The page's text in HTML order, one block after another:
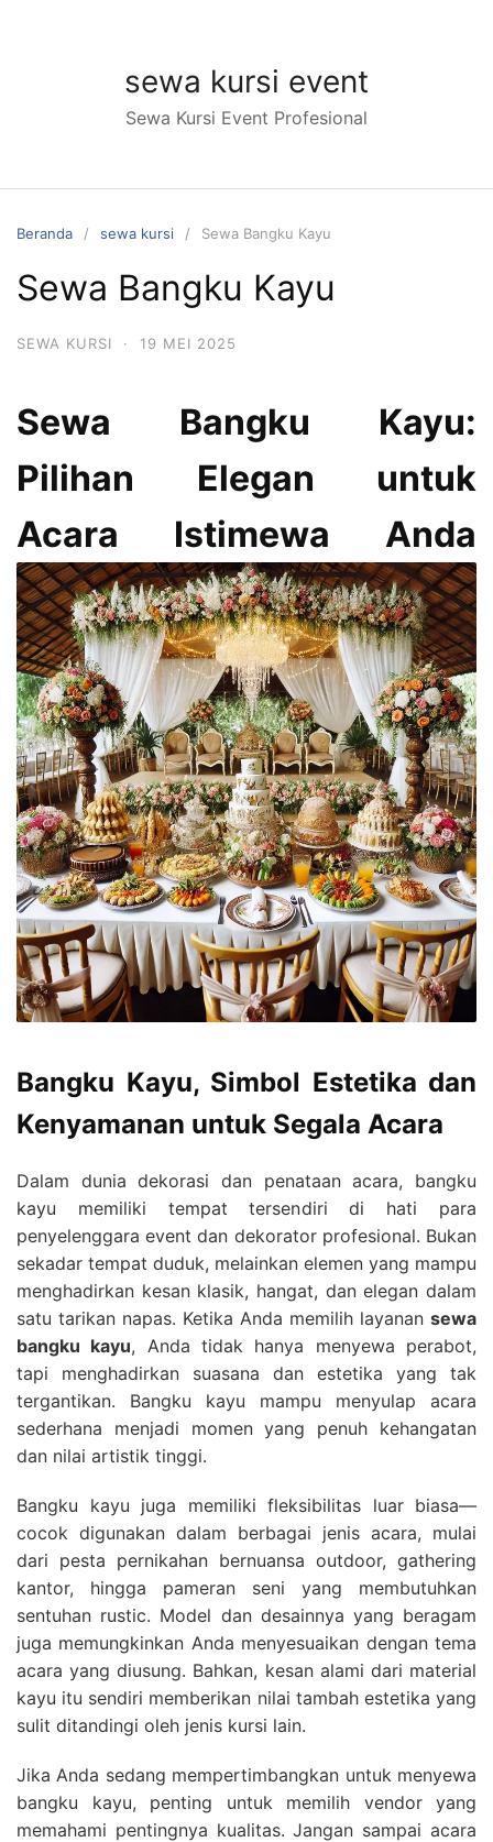
sewa kursi event
Sewa Kursi Event Profesional
Beranda sewa kursi Sewa Bangku Kayu
Sewa Bangku Kayu
SEWA KURSI · 19 MEI 2025
Sewa Bangku Kayu:
Pilihan Elegan untuk
Acara Istimewa Anda
Bangku Kayu, Simbol Estetika dan
Kenyamanan untuk Segala Acara
Dalam dunia dekorasi dan penataan acara, bangku
kayu memiliki tempat tersendiri di hati para
penyelenggara event dan dekorator profesional. Bukan
sekadar tempat duduk, melainkan elemen yang mampu
menghadirkan kesan klasik, hangat, dan elegan dalam
satu tarikan napas. Ketika Anda memilih layanan sewa
bangku kayu, Anda tidak hanya menyewa perabot,
tapi menghadirkan suasana dan estetika yang tak
tergantikan. Bangku kayu mampu menyulap acara
sederhana menjadi momen yang penuh kehangatan
dan nilai artistik tinggi.
Bangku kayu juga memiliki fleksibilitas luar biasa—
cocok digunakan dalam berbagai jenis acara, mulai
dari pesta pernikahan bernuansa outdoor, gathering
kantor, hingga pameran seni yang membutuhkan
sentuhan rustic. Model dan desainnya yang beragam
juga memungkinkan Anda menyesuaikan dengan tema
acara yang diusung. Bahkan, kesan alami dari material
kayu itu sendiri memberikan nilai tambah estetika yang
sulit ditandingi oleh jenis kursi lain.
Jika Anda sedang mempertimbangkan untuk menyewa
bangku kayu, penting untuk memilih vendor yang
memahami pentingnya kualitas. Jangan sampai acara